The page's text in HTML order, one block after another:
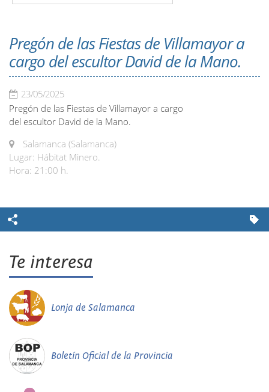
Pregón de las Fiestas de Villamayor a
cargo del escultor David de la Mano.
23/05/2025
Pregón de las Fiestas de Villamayor a cargo
del escultor David de la Mano.
Salamanca (Salamanca)
Lugar: Hábitat Minero.
Hora: 21:00 h.
Te interesa
Lonja de Salamanca
Boletín Oficial de la Provincia